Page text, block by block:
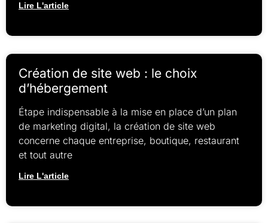
Lire L'article
Création de site web : le choix
d’hébergement
Étape indispensable à la mise en place d’un plan
de marketing digital, la création de site web
concerne chaque entreprise, boutique, restaurant
et tout autre
Lire L'article